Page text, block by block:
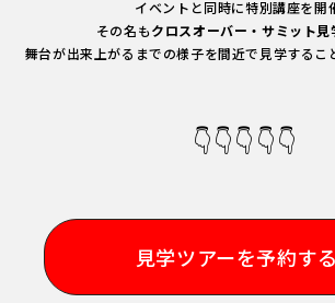
イベントと同時に特別講座を開
その名もクロスオーバー・サミット見
舞台が出来上がるまでの様子を間近で見学するこ
👇👇👇👇👇
見学ツアーを予約す